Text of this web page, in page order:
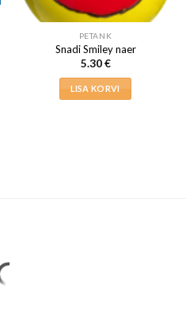
PETANK
Snadi Smiley naer
5.30€
LISA KORVI